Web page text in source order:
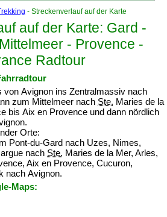
- Streckenverlauf auf der Karte
auf der Karte: Gard -
- Provence -
Radtour
von Avignon ins Zentralmassiv nach
zum Mittelmeer nach Ste. Maries de la
bis Aix en Provence und dann nördlich
.
Orte:
Pont-du-Gard nach Uzes, Nimes,
nach Ste. Maries de la Mer, Arles,
Aix en Provence, Cucuron,
nach Avignon.
Maps: